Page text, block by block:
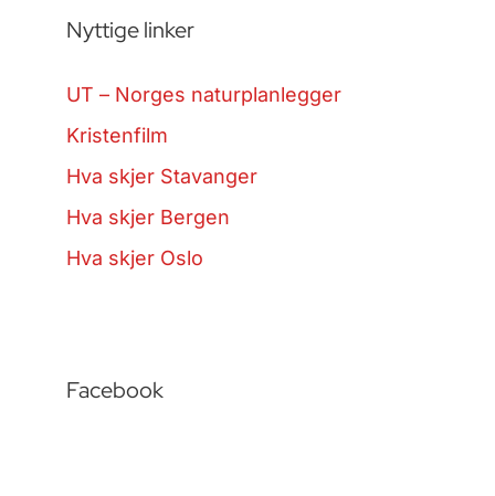
Nyttige linker
UT – Norges naturplanlegger
Kristenfilm
Hva skjer Stavanger
Hva skjer Bergen
Hva skjer Oslo
Facebook